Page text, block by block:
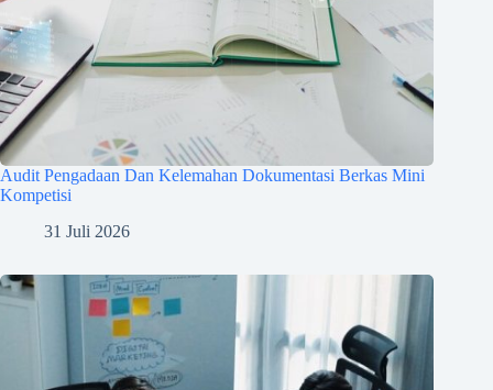
Audit Pengadaan Dan Kelemahan Dokumentasi Berkas Mini
Kompetisi
31 Juli 2026